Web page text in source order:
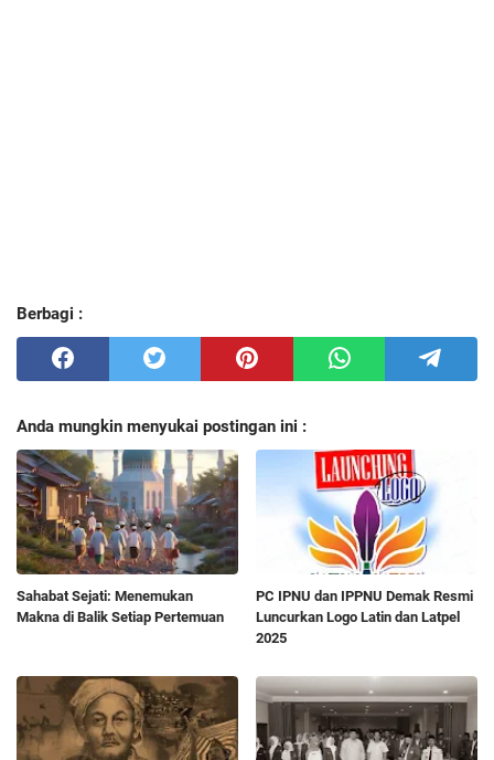
Berbagi :
Anda mungkin menyukai postingan ini :
Sahabat Sejati: Menemukan
Makna di Balik Setiap Pertemuan
PC IPNU dan IPPNU Demak Resmi
Luncurkan Logo Latin dan Latpel
2025